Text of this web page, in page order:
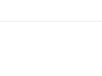
Reinigungsbürste,
Anleitung